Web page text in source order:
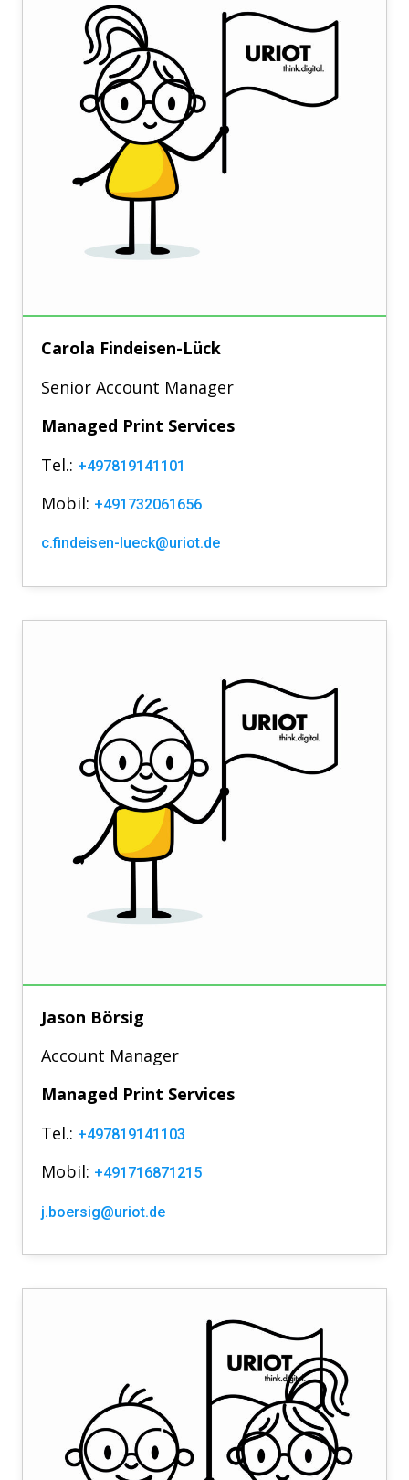
Carola Findeisen-Lück
Senior Account Manager
Managed Print Services
Tel.: +497819141101
Mobil: +491732061656
c.findeisen-lueck@uriot.de
Jason Börsig
Account Manager
Managed Print Services
Tel.: +497819141103
Mobil: +491716871215
j.boersig@uriot.de